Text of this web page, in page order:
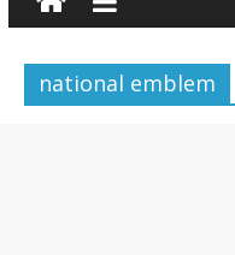
national emblem